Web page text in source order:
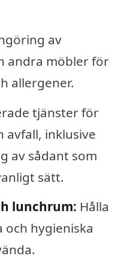
av
andra möbler för
allergener.
tjänster för
avfall, inklusive
av sådant som
sätt.
lunchrum: Hålla
hygieniska